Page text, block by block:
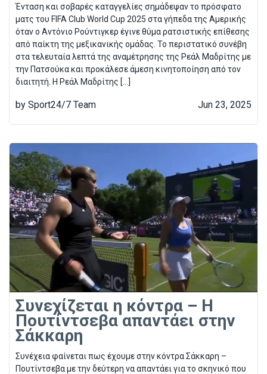
Ένταση και σοβαρές καταγγελίες σημάδεψαν το πρόσφατο
ματς του FIFA Club World Cup 2025 στα γήπεδα της Αμερικής
όταν ο Αντόνιο Ρούντιγκερ έγινε θύμα ρατσιστικής επίθεσης
από παίκτη της μεξικανικής ομάδας. Το περιστατικό συνέβη
στα τελευταία λεπτά της αναμέτρησης της Ρεάλ Μαδρίτης με
την Πατσούκα και προκάλεσε άμεση κινητοποίηση από τον
διαιτητή. Η Ρεάλ Μαδρίτης […]
by Sport24/7 Team Jun 23, 2025
Συνεχίζεται η κόντρα – Η
Πουτίντσεβα απαντάει στην
Σάκκαρη
Συνέχεια φαίνεται πως έχουμε στην κόντρα Σάκκαρη –
Πουτίντσεβα με την δεύτερη να απαντάει για το σκηνικό που